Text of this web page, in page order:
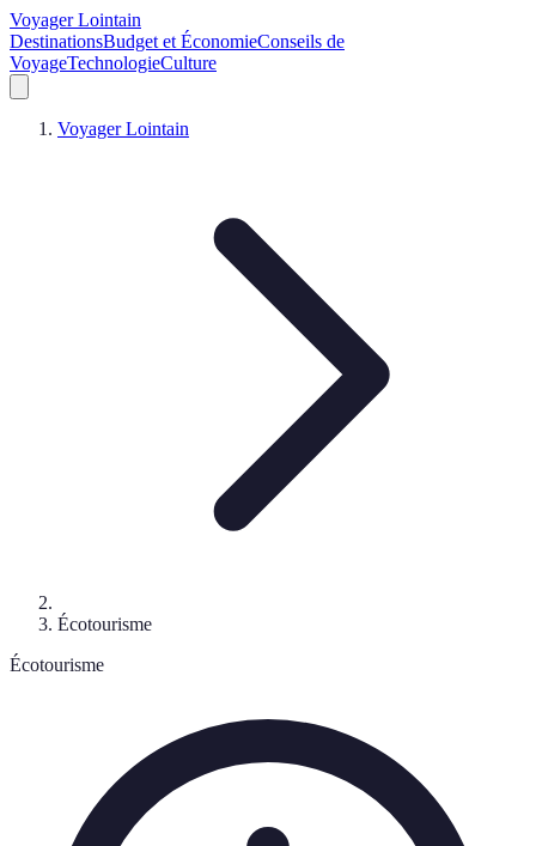
Voyager Lointain
DestinationsBudget et ÉconomieConseils de
VoyageTechnologieCulture
Voyager Lointain
Écotourisme
Écotourisme